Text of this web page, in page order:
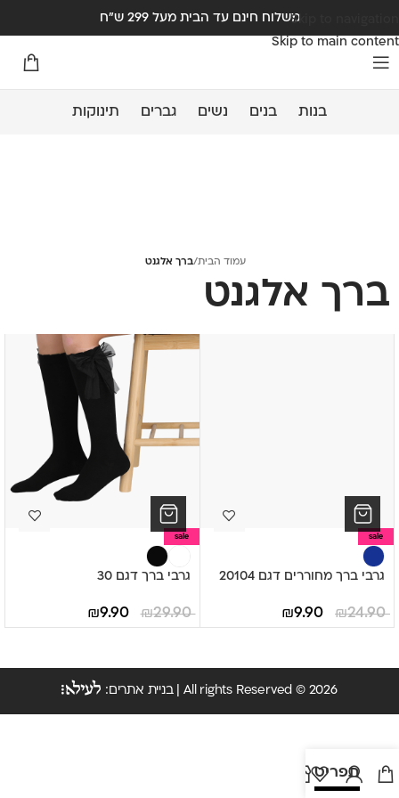
Skip to navigation
Skip to main content
משלוח חינם עד הבית מעל 299 ש"ח
בנות בנים נשים גברים תינוקות
עמוד הבית/ברך אלגנט
ברך אלגנט
sale
גרבי ברך מחוררים דגם 20104
24.90
₪
9.90
₪
sale
גרבי ברך דגם 30
29.90
₪
9.90
₪
All rights Reserved © 2026 | בניית אתרים:
תפריט